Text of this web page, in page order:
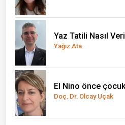
Yaz Tatili Nasıl
Yağız Ata
El Nino önce
Doç. Dr. Olcay Uçak